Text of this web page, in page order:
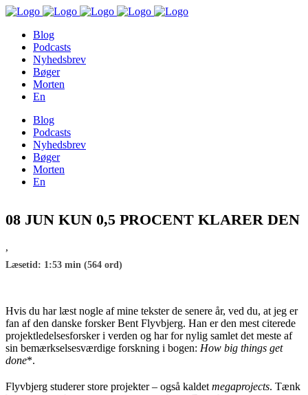
Blog
Podcasts
Nyhedsbrev
Bøger
Morten
En
Blog
Podcasts
Nyhedsbrev
Bøger
Morten
En
08 JUN KUN 0,5 PROCENT KLARER DEN
,
Læsetid: 1:53 min (564 ord)
Hvis du har læst nogle af mine tekster de senere år, ved du, at jeg er
fan af den danske forsker Bent Flyvbjerg. Han er den mest citerede
projektledelsesforsker i verden og har for nylig samlet det meste af
sin bemærkselsesværdige forskning i bogen: How big things get
done*.
Flyvbjerg studerer store projekter – også kaldet megaprojects. Tænk